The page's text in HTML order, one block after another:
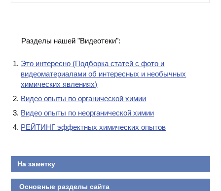
Разделы нашей "Видеотеки":
Это интересно (Подборка статей с фото и
видеоматериалами об интересных и необычных
химических явлениях)
Видео опыты по органической химии
Видео опыты по неорганической химии
РЕЙТИНГ эффектных химических опытов
На заметку
Основные разделы сайта